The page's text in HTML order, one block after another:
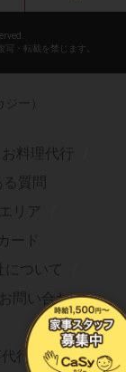
・転載を禁じます。
ー）
お料理代行
質問
リア
ード
について
お問い合わせ
行求人TOP